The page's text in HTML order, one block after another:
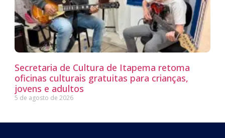
Secretaria de Cultura de Itapema retoma
oficinas culturais gratuitas para crianças,
jovens e adultos
5 de agosto de 2026